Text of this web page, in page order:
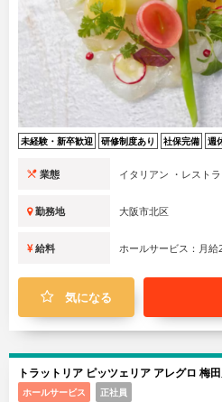
未経験・新卒歓迎 研修制度あり 社保完備 週
業態 イタリアン ・レスト
勤務地 大阪市北区
給料 ホールサービス：月給
気になる
トラットリア ピッツェリア アレグロ 梅
ホールサービス 正社員